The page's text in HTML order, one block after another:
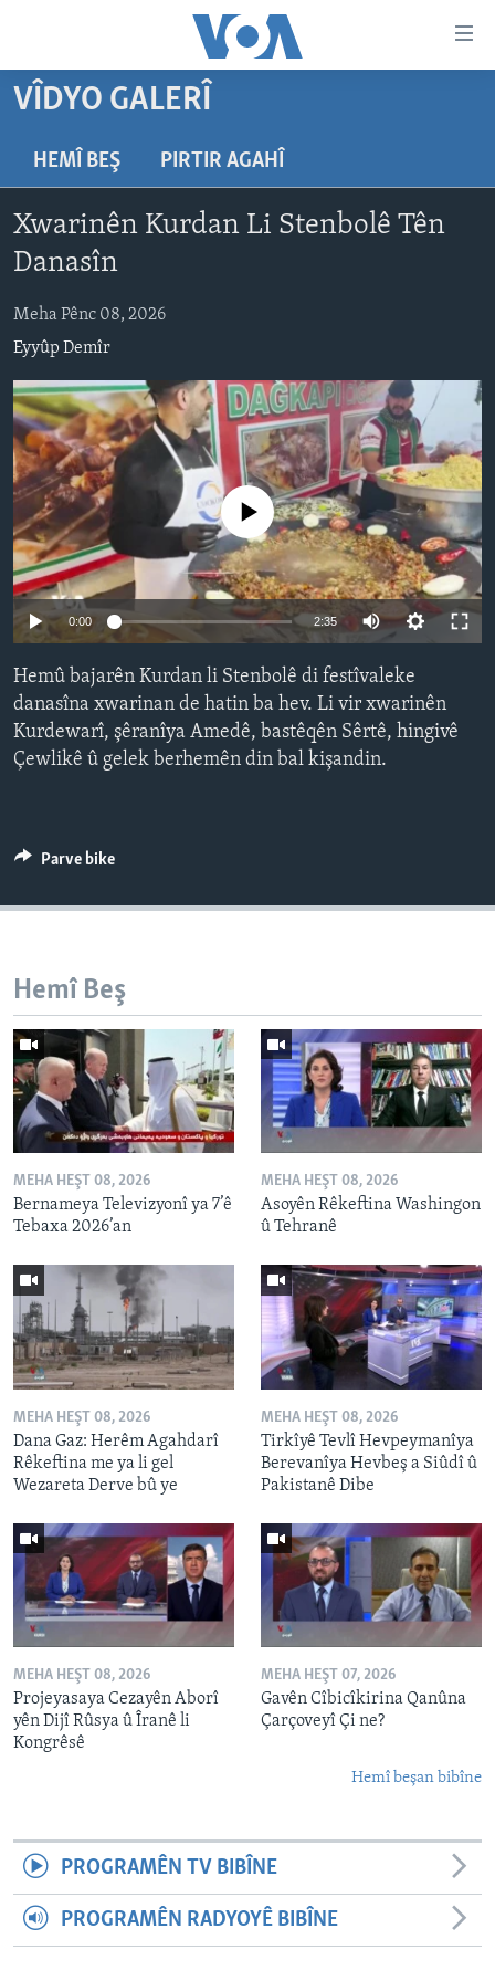
Yekser
here
naveroka
serekî
here
Malpera
Yekser
here
Lêgerînê
NÛÇE
FOTO GALERÎ
HEVPEYVÎN
AMERÎKA
TIRKÎYE
SÛRÎYE
ÎRAQ
ÎRAN
ROJHILATA NAVÎN
CÎHAN
ÇAND Û HUNER
SERNIVÎS
SORANÎ
FOLLOW US
VÎDYO GALERÎ
HEMÎ BEŞ PIRTIR AGAHÎ
Xwarinên Kurdan Li Stenbolê Tên
Danasîn
Meha Pênc 08, 2026
Eyyûp Demîr
Auto 360p 480p
No media source currently available
0:00 2:35 Auto
480p
Hemû bajarên Kurdan li Stenbolê di festîvaleke
danasîna xwarinan de hatin ba hev. Li vir xwarinên
Kurdewarî, şêranîya Amedê, bastêqên Sêrtê, hingivê
Çewlikê û gelek berhemên din bal kişandin.
Parve bike
Hemî Beş
MEHA HEŞT 08, 2026
Bernameya Televizyonî ya 7’ê
Tebaxa 2026’an
MEHA HEŞT 08, 2026
Asoyên Rêkeftina Washingon
û Tehranê
MEHA HEŞT 08, 2026
Dana Gaz: Herêm Agahdarî
Rêkeftina me ya li gel
Wezareta Derve bû ye
MEHA HEŞT 08, 2026
Tirkîyê Tevlî Hevpeymanîya
Berevanîya Hevbeş a Siûdî û
Pakistanê Dibe
MEHA HEŞT 08, 2026
Projeyasaya Cezayên Aborî
yên Dijî Rûsya û Îranê li
Kongrêsê
MEHA HEŞT 07, 2026
Gavên Cîbicîkirina Qanûna
Çarçoveyî Çi ne?
Hemî beşan bibîne
PROGRAMÊN TV BIBÎNE
PROGRAMÊN RADYOYÊ BIBÎNE